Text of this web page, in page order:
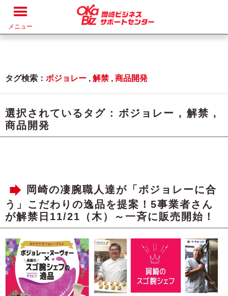
メニュー
タグ検索： ボジョレー , 解禁, 商品開発
選択されているタグ : ボジョレー , 解禁 ,
商品開発
岡崎の凄腕職人達が「ボジョレーに合
う」こだわりの逸品を提案！5事業者さん
が解禁日11/21（木）～一斉に販売開始！